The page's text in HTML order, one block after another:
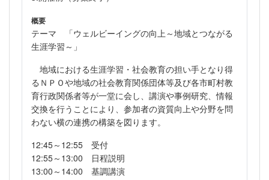
概要
テーマ 「ウェルビーイングの向上～地域とつながる
生涯学習～」
地域における生涯学習・社会教育の担い手となり得
るＮＰＯや地域の社会教育関係団体等及び各市町村教
育行政関係者等が一堂に会し、講演や事例研究、情報
交換を行うことにより、参加者の資質向上や分野を問
わない横の連携の構築を図ります。
12:45～12:55 受付
12:55～13:00 日程説明
13:00～14:00 基調講演